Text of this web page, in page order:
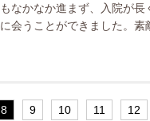
かなか進まず、入院が長
会うことができました。
8 9 10 11 12